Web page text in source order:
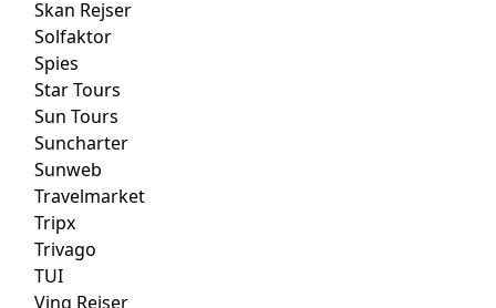
Skan Rejser
Solfaktor
Spies
Star Tours
Sun Tours
Suncharter
Sunweb
Travelmarket
Tripx
Trivago
TUI
Ving Rejser